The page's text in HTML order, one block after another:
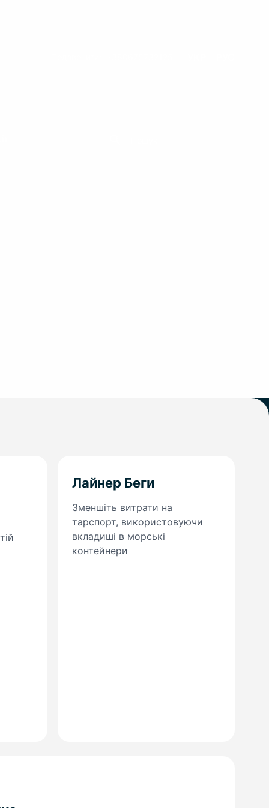
Лайнер Беги
Зменшіть витрати на
тарспорт, використовуючи
вкладиші в морські
контейнери